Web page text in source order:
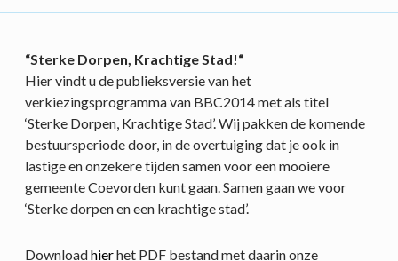
“Sterke Dorpen, Krachtige Stad!“
Hier vindt u de publieksversie van het
verkiezingsprogramma van BBC2014 met als titel
‘Sterke Dorpen, Krachtige Stad’. Wij pakken de komende
bestuursperiode door, in de overtuiging dat je ook in
lastige en onzekere tijden samen voor een mooiere
gemeente Coevorden kunt gaan. Samen gaan we voor
‘Sterke dorpen en een krachtige stad’.
Downloadhierhet PDF bestand met daarin onze